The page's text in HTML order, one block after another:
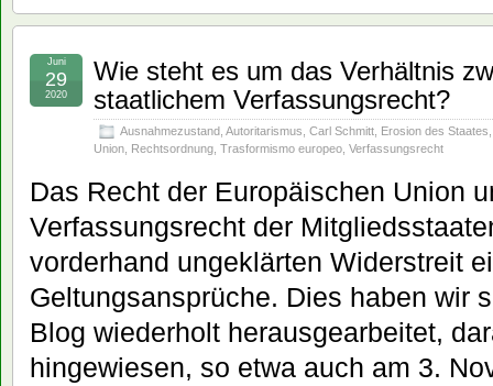
Wie steht es um das Verhältnis
staatlichem Verfassungsrecht?
Ausnahmezustand Autoritarismus Carl Schmitt Erosion des Staates
Union
Rechtsordnung Trasformismo europeo Verfassungsrecht
Juni
29
2020
Das Recht der Europäischen Union
Verfassungsrecht der
vorderhand ungeklärten Widerstreit
Geltungsansprüche. Dies haben wir
Blog wiederholt herausgearbeitet,
hingewiesen, so etwa auch am 3.